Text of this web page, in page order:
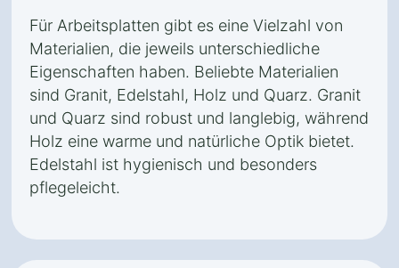
Für Arbeitsplatten gibt es eine Vielzahl von
Materialien, die jeweils unterschiedliche
Eigenschaften haben. Beliebte Materialien
sind Granit, Edelstahl, Holz und Quarz. Granit
und Quarz sind robust und langlebig, während
Holz eine warme und natürliche Optik bietet.
Edelstahl ist hygienisch und besonders
pflegeleicht.